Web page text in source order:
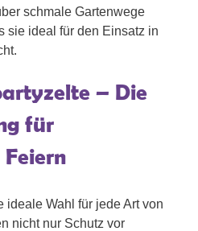
schmale Gartenwege
sie ideal für den Einsatz in
– Die
für
Feiern
ideale Wahl für jede Art von
nicht nur Schutz vor